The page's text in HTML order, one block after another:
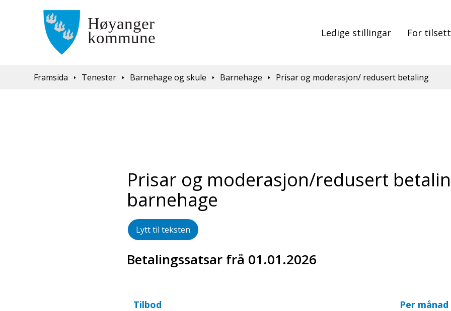
Ledige stillingar For
Du er her:
Framsida Tenester Barnehage og skule Barnehage Prisar og moderasjon/ redusert betaling
Prisar og moderasjon/redusert
barnehage
Lytt til teksten
Betalingssatsar frå 01.01.2026
Tilbod Per månad